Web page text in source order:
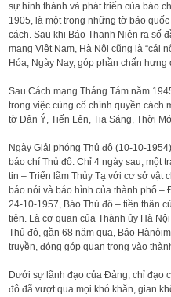
sự hình thành và phát triển của báo
1905, là một trong những tờ báo
cách. Sau khi Báo Thanh Niên ra số
mạng Việt Nam, Hà Nội cũng là “cái
Hóa, Ngày Nay, góp phần chấn
Sau Cách mạng Tháng Tám năm
trong việc củng cố chính quyền cách
tờ Dân Ý, Tiến Lên, Tia Sáng, Thời
Ngày Giải phóng Thủ đô (10-10-
báo chí Thủ đô. Chỉ 4 ngày sau, một
tin – Triển lãm Thủy Tạ với cơ sở vật
báo nói và báo hình của thành phố –
24-10-1957, Báo Thủ đô – tiền thân
tiên. Là cơ quan của Thành ủy Hà
Thủ đô, gần 68 năm qua, Báo
truyền, đóng góp quan trọng vào
Dưới sự lãnh đạo của Đảng, chỉ đạo
đô đã vượt qua mọi khó khăn, gian